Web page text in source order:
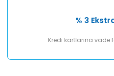
% 3
Kredi kartlarına vade